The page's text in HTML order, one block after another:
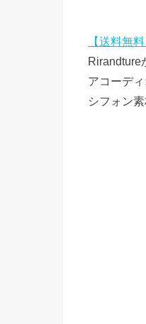
【送料無
Rirandture
アコーデ
シフォン